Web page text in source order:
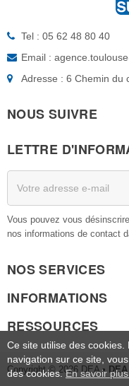
Tel : 05 62 48 80 40
Email :
Adresse : 6 Chemin du
NOUS SUIVRE
LETTRE
Vous pouvez vous
nos informations de contact
NOS SERVICES
INFORMATIONS
RESSOURCES
Copyright © 2026 DEA • DEA
Ce site utilise des cookies.
navigation sur ce site,
des cookies.En savoir